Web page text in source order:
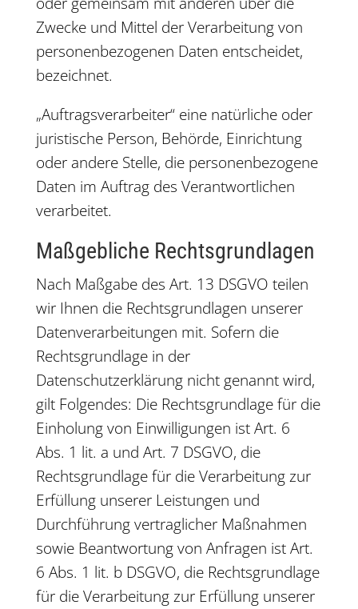
Zwecke und Mittel der Verarbeitung von
personenbezogenen Daten entscheidet,
bezeichnet.
„Auftragsverarbeiter“ eine natürliche oder
juristische Person, Behörde, Einrichtung
oder andere Stelle, die personenbezogene
Daten im Auftrag des Verantwortlichen
verarbeitet.
Maßgebliche Rechtsgrundlagen
Nach Maßgabe des Art. 13 DSGVO teilen
wir Ihnen die Rechtsgrundlagen unserer
Datenverarbeitungen mit. Sofern die
Rechtsgrundlage in der
Datenschutzerklärung nicht genannt wird,
gilt Folgendes: Die Rechtsgrundlage für die
Einholung von Einwilligungen ist Art. 6
Abs. 1 lit. a und Art. 7 DSGVO, die
Rechtsgrundlage für die Verarbeitung zur
Erfüllung unserer Leistungen und
Durchführung vertraglicher Maßnahmen
sowie Beantwortung von Anfragen ist Art.
6 Abs. 1 lit. b DSGVO, die Rechtsgrundlage
für die Verarbeitung zur Erfüllung unserer